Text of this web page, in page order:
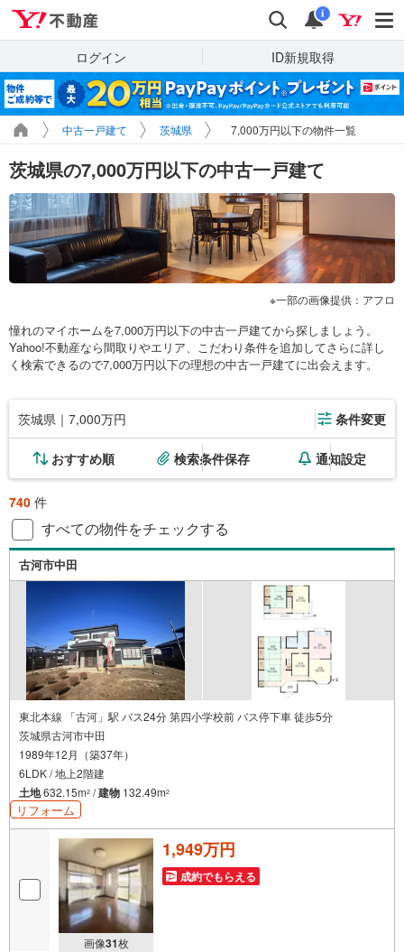
検索 通知
i
ログイン ID新規取得
中古一戸建て 茨城県 7,000万円以下の物件一覧
茨城県の7,000万円以下の中古一戸建て
一部の画像提供：アフロ
憧れのマイホームを7,000万円以下の中古一戸建てから探しましょう。
Yahoo!不動産なら間取りやエリア、こだわり条件を追加してさらに詳し
く検索できるので7,000万円以下の理想の中古一戸建てに出会えます。
茨城県｜7,000万円 条件変更
おすすめ順 検索条件保存 通知設定
740 件
すべての物件をチェックする
古河市中田
東北本線 「古河」駅 バス24分 第四小学校前 バス停下車 徒歩5分
茨城県古河市中田
1989年12月（築37年）
6LDK / 地上2階建
土地632.15m2 /建物 132.49m2
リフォーム
画像31枚
1,949万円
成約でもらえる